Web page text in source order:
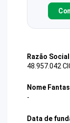
Razão Social
48.957.042
Nome
-
Data de